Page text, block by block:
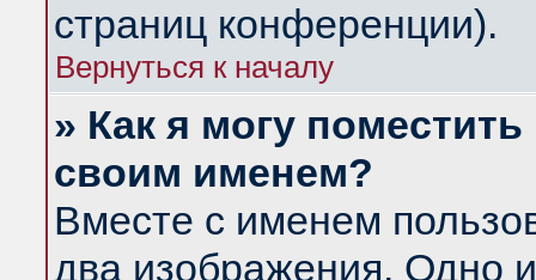
страниц конференции).
Вернуться к началу
» Как я могу
своим именем?
Вместе с именем
два изображения. Одно